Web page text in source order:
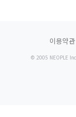
이용약관
© 2005 NEOPLE